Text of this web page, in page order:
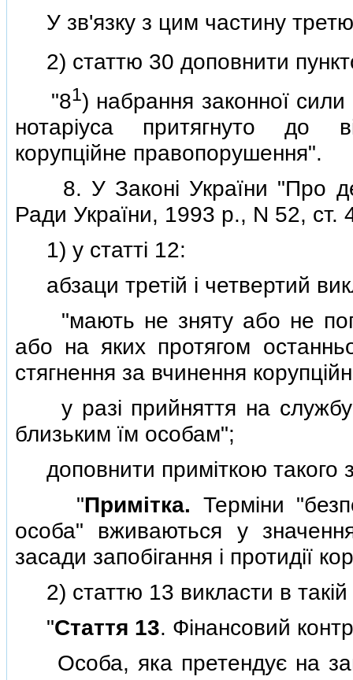
У зв'язку з цим частину
2) статтю 30 доповнити
"81) набрання законної
нотарiуса притягнуто до
корупцiйне правопорушення".
8. У Законi України "Про
Ради України, 1993 р., N 52,
1) у статтi 12:
абзаци третiй i четвертий
"мають не зняту або не
або на яких протягом
стягнення за вчинення
у разi прийняття на службу
близьким їм особам";
доповнити примiткою такого
"Примiтка. Термiни
особа" вживаються у
засади запобiгання i протидiї
2) статтю 13 викласти в такiй
"Стаття 13. Фiнансовий
Особа, яка претендує на